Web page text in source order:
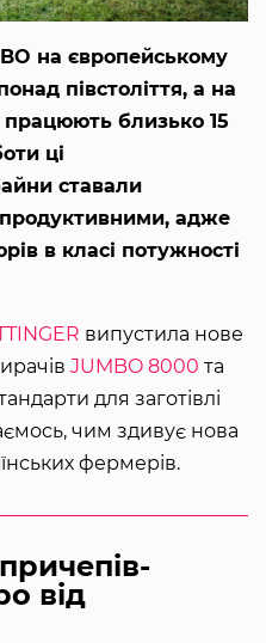
на європейському
півстоліття, а на
працюють близько 15
ці
ставали
адже
в класі потужності
випустила нове
JUMBO 8000 та
для заготівлі
чим здивує нова
фермерів.
від